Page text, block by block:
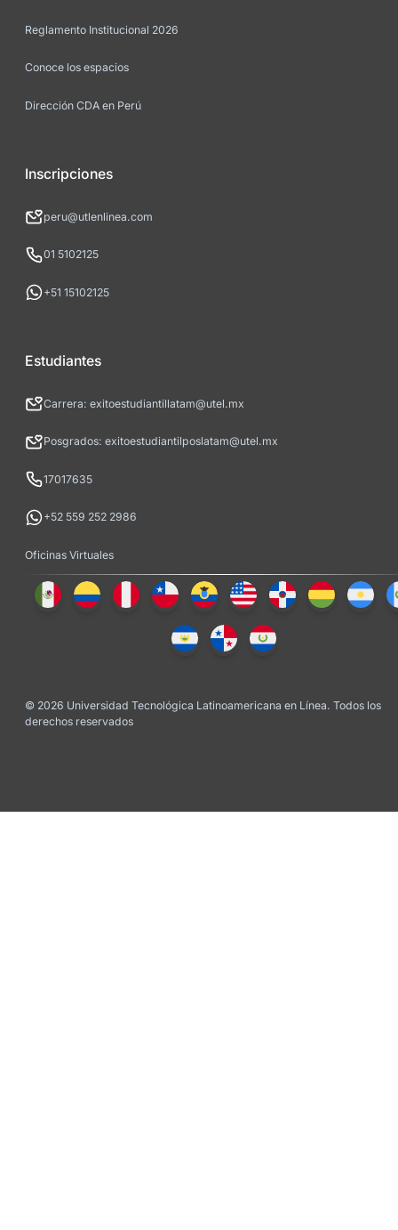
Reglamento Institucional 2026
Conoce los espacios
Dirección CDA en Perú
Inscripciones
peru@utlenlinea.com
01 5102125
+51 15102125
Estudiantes
Carrera: exitoestudiantillatam@utel.mx
Posgrados: exitoestudiantilposlatam@utel.mx
17017635
+52 559 252 2986
Oficinas Virtuales
© 2026 Universidad Tecnológica Latinoamericana en Línea. Todos los
derechos reservados